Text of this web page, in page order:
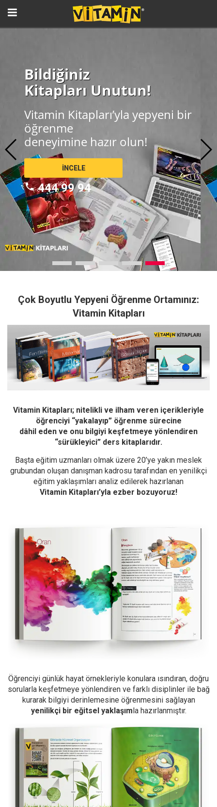
Bildiğiniz
Kitapları Unutun!
Vitamin Kitapları’yla yepyeni bir
öğrenme
deneyimine hazır olun!
İNCELE
phone444 99 94
Çok Boyutlu Yepyeni Öğrenme Ortamınız:
Vitamin Kitapları
Vitamin Kitapları; nitelikli ve ilham veren içerikleriyle
öğrenciyi “yakalayıp” öğrenme sürecine
dâhil eden ve onu bilgiyi keşfetmeye yönlendiren
“sürükleyici” ders kitaplarıdır.
Başta eğitim uzmanları olmak üzere 20’ye yakın meslek
grubundan oluşan danışman kadrosu tarafından en yenilikçi
eğitim yaklașımları analiz edilerek hazırlanan
Vitamin Kitapları’yla ezber bozuyoruz!
Öğrenciyi günlük hayat örnekleriyle konulara ısındıran, doğru
sorularla keşfetmeye yönlendiren ve farklı disiplinler ile bağ
kurarak bilgiyi derinlemesine öğrenmesini sağlayan
yenilikçi bir eğitsel yaklaşım la hazırlanmıştır.